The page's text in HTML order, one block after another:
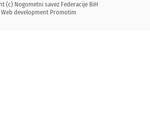
(c) Nogometni savez Federacije BiH
Web development Promotim